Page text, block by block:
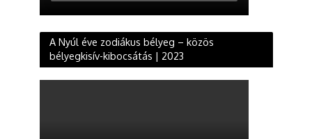
A Nyúl éve zodiákus bélyeg – közös
bélyegkisív-kibocsátás | 2023